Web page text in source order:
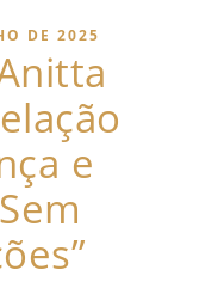
DE 2025
e